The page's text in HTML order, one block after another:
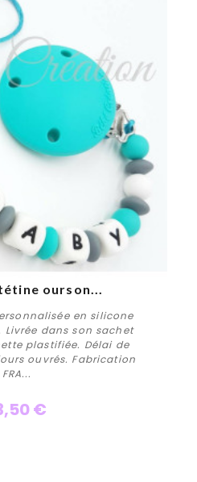
ourson...
en silicone
Livrée dans son sachet
plastifiée. Délai de
ouvrés. Fabrication
FRA...
€